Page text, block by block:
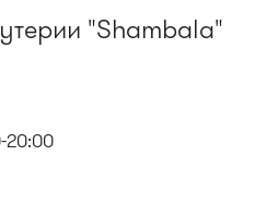
"Shambala"